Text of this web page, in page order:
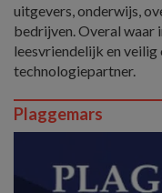
uitgevers, onderwijs,
bedrijven. Overal
leesvriendelijk en
technologiepartner.
Plaggemars